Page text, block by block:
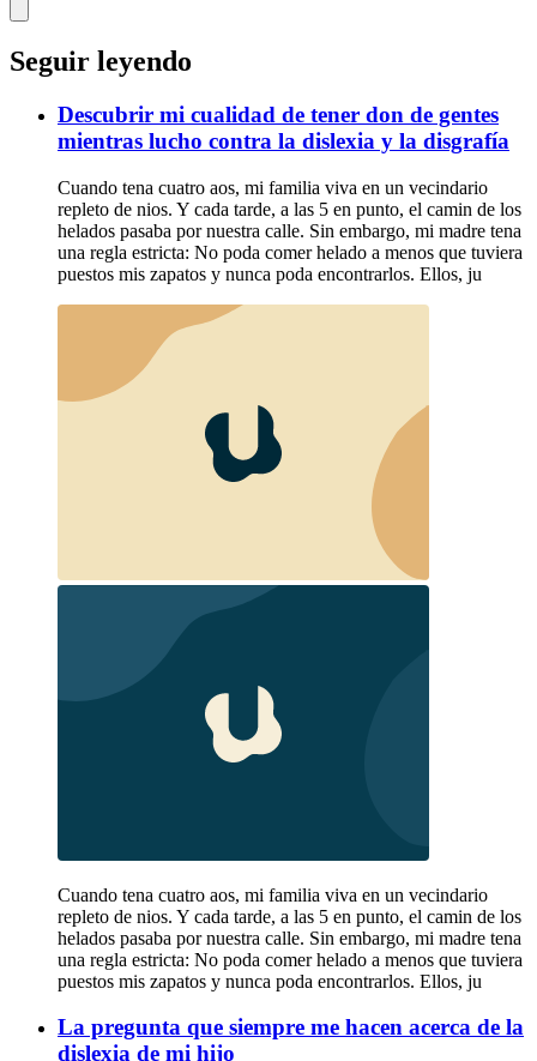
Seguir leyendo
Descubrir mi cualidad de tener don de gentes
mientras lucho contra la dislexia y la disgrafía
Cuando tena cuatro aos, mi familia viva en un vecindario
repleto de nios. Y cada tarde, a las 5 en punto, el camin de los
helados pasaba por nuestra calle. Sin embargo, mi madre tena
una regla estricta: No poda comer helado a menos que tuviera
puestos mis zapatos y nunca poda encontrarlos. Ellos, ju
Cuando tena cuatro aos, mi familia viva en un vecindario
repleto de nios. Y cada tarde, a las 5 en punto, el camin de los
helados pasaba por nuestra calle. Sin embargo, mi madre tena
una regla estricta: No poda comer helado a menos que tuviera
puestos mis zapatos y nunca poda encontrarlos. Ellos, ju
La pregunta que siempre me hacen acerca de la
dislexia de mi hijo